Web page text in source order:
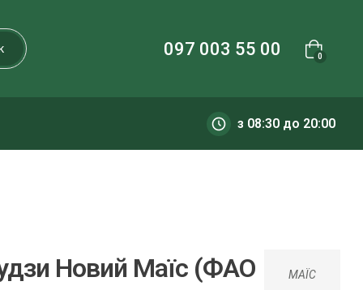
097 003 55 00 0
з 08:30 до 20:00
МАЇС
Новий Маїс (ФАО